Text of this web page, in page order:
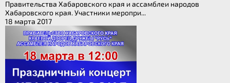
Правительства Хабаровского края и ассамблеи народов
Хабаровского края. Участники меропри...
18 марта 2017